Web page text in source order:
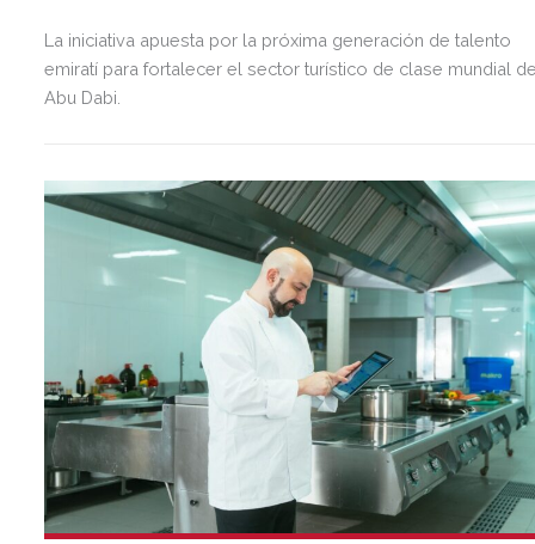
La iniciativa apuesta por la próxima generación de talento
emiratí para fortalecer el sector turístico de clase mundial
Abu Dabi.